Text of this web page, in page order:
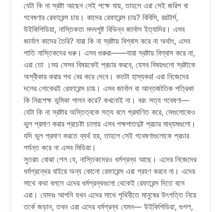
যেটা কি না স্রষ্টা আছেন সেই পক্ষে যায়, তাহলে এরা সেই জরিপ বা
গবেষণার রেফারেন্স চায়। কাদের রেফারেন্স চায়? বিবিসি, রয়টার্স,
উইকিপিডিয়া, নাস্তিকতা মদদপুষ্ট বিভিন্ন জার্নাল ইত্যাদির। এসব
জার্নাল কাদের তৈরি? যারা কি না স্রষ্টায় বিশ্বাস করে না অর্থাৎ, এসব
পাতি নাস্তিকদের গুরু। এসব গুরুরা——যারা স্রষ্টায় বিশ্বাস করে না,
এরা তো ।ময় সেসব বিষয়কেই প্রচার করবে, যেসব বিষয়গুলো স্রষ্টাকে
অস্বীকার করার পথ বের করে দেবে। কতটা হাস্যকর! এরা নিজেদের
দলের লোকেরই রেফারেন্স চায়। এসব জার্নাল বা আন্তর্জাতিক পত্রিকা
কি নিরপেক্ষ ভূমিকা পালন করে? কখনোই না। বরং সত্য গবেষণা—
যেটা কি না স্রষ্টার অস্তিত্বকে সত্য বলে প্রমাণিত করে, সেগুলোকেও
ভুল প্রমাণ করার প্রচেষ্টা চালায় এসব পক্ষপাতদুষ্ট প্রচার মাধ্যমগুলো।
যদি ভুল প্রমাণ করতে ব্যর্থ হয়, তাহলে সেই গবেষণাগুলোকে প্রচার
পর্যন্ত করে না এসব মিডিয়া।
সুতরাং বোঝা গেল যে, নাস্তিকদেরও ধর্মগ্রন্থ আছে। এদের নিজেদের
ধর্মগ্রন্থের বাইরে অন্য কোনো রেফারেন্স এরা গ্রহণ করবে না। এদের
সাথে কথা বললে এদের ধর্মগ্রন্থগুলো থেকেই রেফারেন্স দিতে বলে
এরা। যেমনঃ আপনি যখন এদের সাথে পৃথিবীতে মানুষের উৎপত্তি নিয়ে
তর্কে জড়ান, তখন এরা এদের ধর্মগ্রন্থ যেমন— উইকিপিডিয়া, গুগল,